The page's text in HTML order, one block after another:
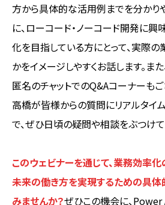
方から具体的な活用例までを分かり
に、ローコード・ノーコード開発に
化を目指している方にとって、実際
かをイメージしやすくお話します。ま
匿名のチャットでのQ&Aコーナーも
高橋が皆様からの質問にリアルタイ
で、ぜひ日頃の疑問や相談をぶつけて
このウェビナーを通じて、業務効率
未来の働き方を実現するための具体
みませんか？ぜひこの機会に、